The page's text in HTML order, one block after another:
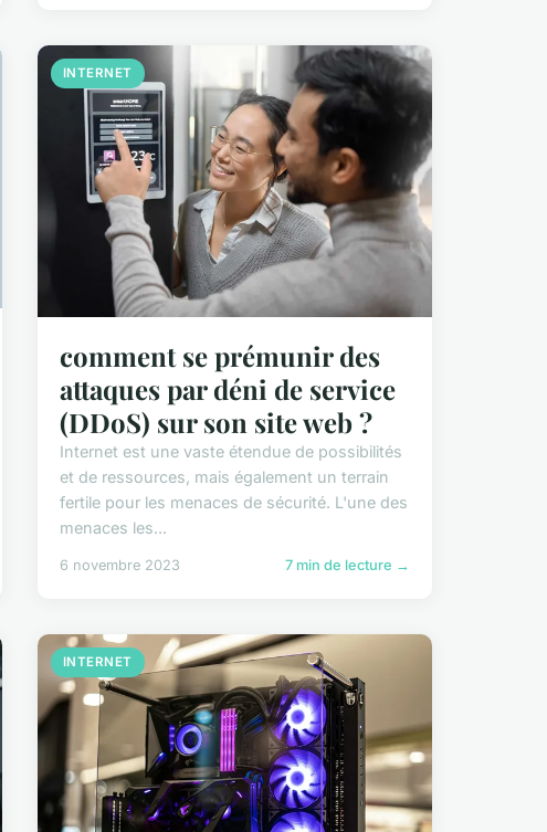
INTERNET
comment se prémunir des
attaques par déni de service
(DDoS) sur son site web ?
Internet est une vaste étendue de possibilités
et de ressources, mais également un terrain
fertile pour les menaces de sécurité. L'une des
menaces les...
6 novembre 2023 7 min de lecture →
INTERNET